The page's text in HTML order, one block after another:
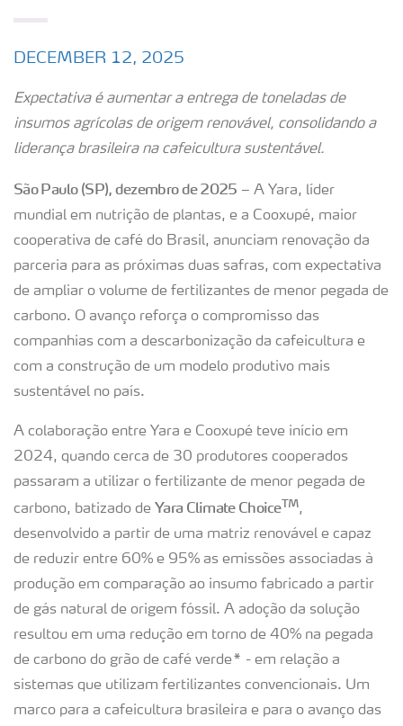
DECEMBER 12, 2025
Expectativa é aumentar a entrega de toneladas de
insumos agrícolas de origem renovável, consolidando a
liderança brasileira na cafeicultura sustentável.
São Paulo (SP), dezembro de 2025 – A Yara, líder
mundial em nutrição de plantas, e a Cooxupé, maior
cooperativa de café do Brasil, anunciam renovação da
parceria para as próximas duas safras, com expectativa
de ampliar o volume de fertilizantes de menor pegada de
carbono. O avanço reforça o compromisso das
companhias com a descarbonização da cafeicultura e
com a construção de um modelo produtivo mais
sustentável no país.
A colaboração entre Yara e Cooxupé teve início em
2024, quando cerca de 30 produtores cooperados
passaram a utilizar o fertilizante de menor pegada de
carbono, batizado de Yara Climate ChoiceTM,
desenvolvido a partir de uma matriz renovável e capaz
de reduzir entre 60% e 95% as emissões associadas à
produção em comparação ao insumo fabricado a partir
de gás natural de origem fóssil. A adoção da solução
resultou em uma redução em torno de 40% na pegada
de carbono do grão de café verde* - em relação a
sistemas que utilizam fertilizantes convencionais. Um
marco para a cafeicultura brasileira e para o avanço das